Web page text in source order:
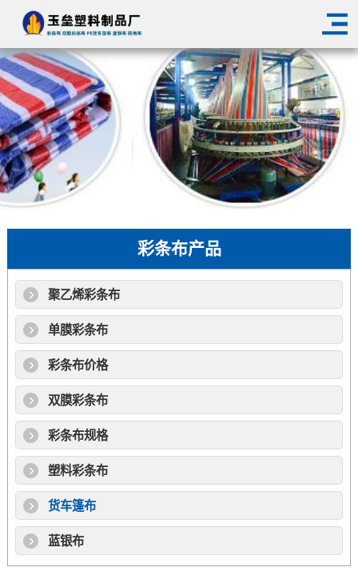
彩条布产品
聚乙烯彩条布
单膜彩条布
彩条布价格
双膜彩条布
彩条布规格
塑料彩条布
货车篷布
蓝银布